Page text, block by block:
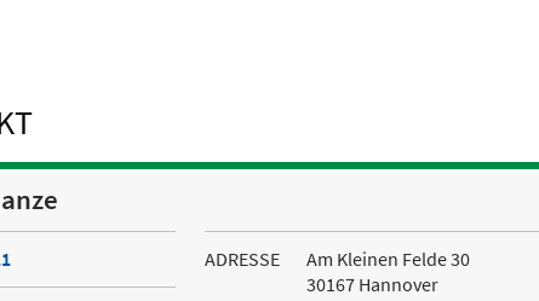
ADRESSE
Am Kleinen Felde 30
30167 Hannover